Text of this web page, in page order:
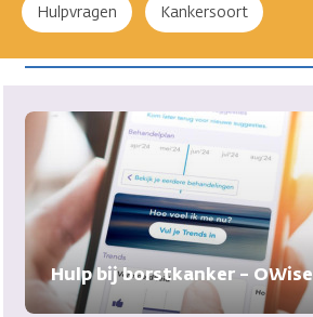
Hulpvragen Kankersoort
Hulp bij borstkanker – OWise